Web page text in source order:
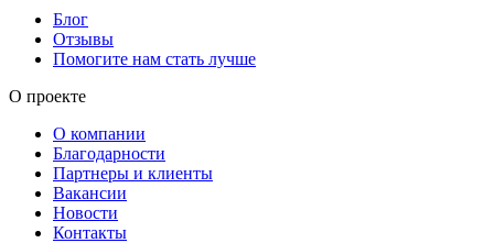
Блог
Отзывы
Помогите нам стать лучше
О проекте
О компании
Благодарности
Партнеры и клиенты
Вакансии
Новости
Контакты